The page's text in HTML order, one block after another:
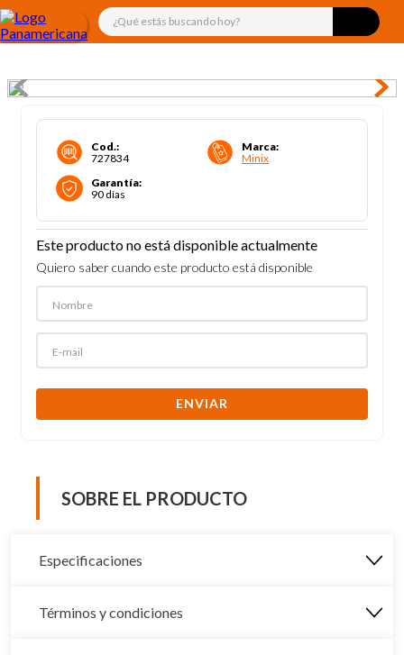
¿Qué estás buscando hoy?
Cod.:
727834
Marca:
Minix
Garantía:
90 días
Este producto no está disponible actualmente
Quiero saber cuando este producto está disponible
ENVIAR
SOBRE EL PRODUCTO
Especificaciones
Términos y condiciones